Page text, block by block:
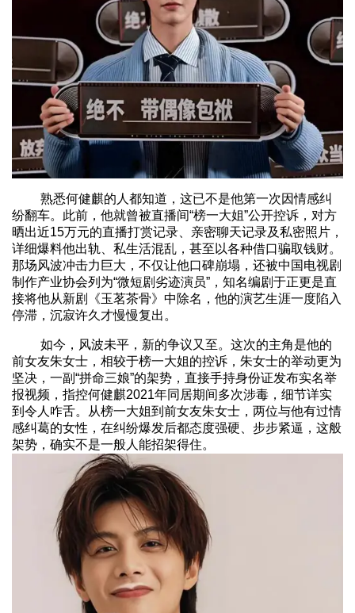
熟悉何健麒的人都知道，这已不是他第一次因情感纠
纷翻车。此前，他就曾被直播间“榜一大姐”公开控诉，对方
晒出近15万元的直播打赏记录、亲密聊天记录及私密照片，
详细爆料他出轨、私生活混乱，甚至以各种借口骗取钱财。
那场风波冲击力巨大，不仅让他口碑崩塌，还被中国电视剧
制作产业协会列为“微短剧劣迹演员”，知名编剧于正更是直
接将他从新剧《玉茗茶骨》中除名，他的演艺生涯一度陷入
停滞，沉寂许久才慢慢复出。
如今，风波未平，新的争议又至。这次的主角是他的
前女友朱女士，相较于榜一大姐的控诉，朱女士的举动更为
坚决，一副“拼命三娘”的架势，直接手持身份证发布实名举
报视频，指控何健麒2021年同居期间多次涉毒，细节详实
到令人咋舌。从榜一大姐到前女友朱女士，两位与他有过情
感纠葛的女性，在纠纷爆发后都态度强硬、步步紧逼，这般
架势，确实不是一般人能招架得住。